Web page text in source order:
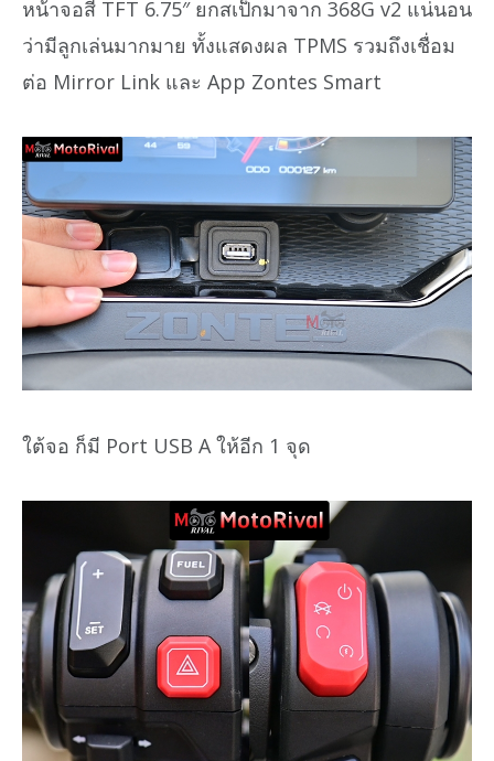
หน้าจอสี TFT 6.75″ ยกสเป็กมาจาก 368G v2 แน่นอน
ว่ามีลูกเล่นมากมาย ทั้งแสดงผล TPMS รวมถึงเชื่อม
ต่อ Mirror Link และ App Zontes Smart
ใต้จอ ก็มี Port USB A ให้อีก 1 จุด